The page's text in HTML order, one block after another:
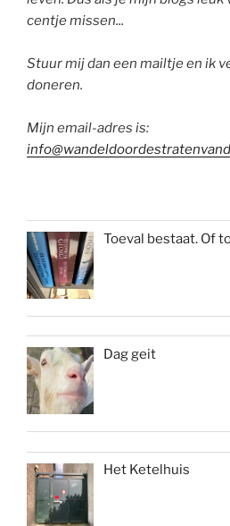
centje missen...
Stuur mij dan een mailtje en ik
doneren.
Mijn email-adres is:
Toeval bestaat. Of
Dag geit
Het Ketelhuis